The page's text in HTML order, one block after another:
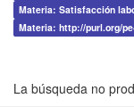
Materia: Satisfacción
Materia: http://purl.org/
La búsqueda no